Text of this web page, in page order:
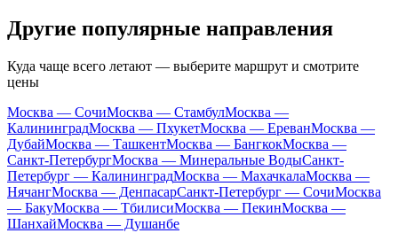
Другие популярные направления
Куда чаще всего летают — выберите маршрут и смотрите
цены
Москва — СочиМосква — СтамбулМосква —
КалининградМосква — ПхукетМосква — ЕреванМосква —
ДубайМосква — ТашкентМосква — БангкокМосква —
Санкт-ПетербургМосква — Минеральные ВодыСанкт-
Петербург — КалининградМосква — МахачкалаМосква —
НячангМосква — ДенпасарСанкт-Петербург — СочиМосква
— БакуМосква — ТбилисиМосква — ПекинМосква —
ШанхайМосква — Душанбе